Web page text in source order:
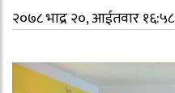
२०७८ भाद्र २०, आईतवार १६:५८